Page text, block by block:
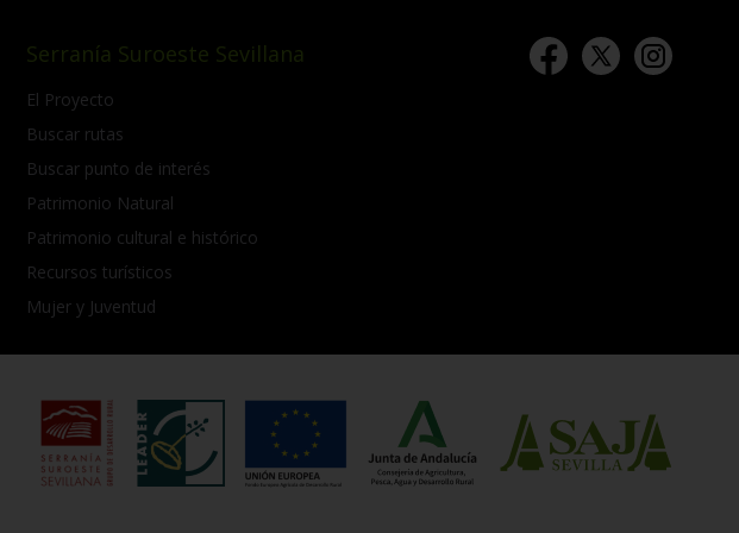
Serranía Suroeste Sevillana
El Proyecto
Buscar rutas
Buscar punto de interés
Patrimonio Natural
Patrimonio cultural e histórico
Recursos turísticos
Mujer y Juventud